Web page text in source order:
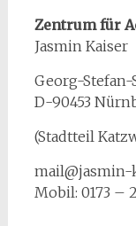
Zentrum für
Jasmin Kaiser
Georg-Stefan-
D-90453
(Stadtteil
mail@jasmin-
Mobil: 0173 –